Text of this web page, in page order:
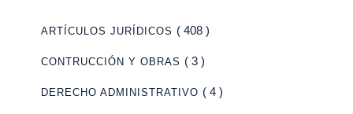
ARTÍCULOS JURÍDICOS ( 408 )
CONTRUCCIÓN Y OBRAS ( 3 )
DERECHO ADMINISTRATIVO ( 4 )